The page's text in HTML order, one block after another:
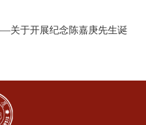
关于开展纪念陈嘉庚先生诞